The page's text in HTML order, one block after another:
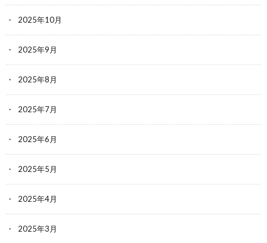
2025年10月
2025年9月
2025年8月
2025年7月
2025年6月
2025年5月
2025年4月
2025年3月